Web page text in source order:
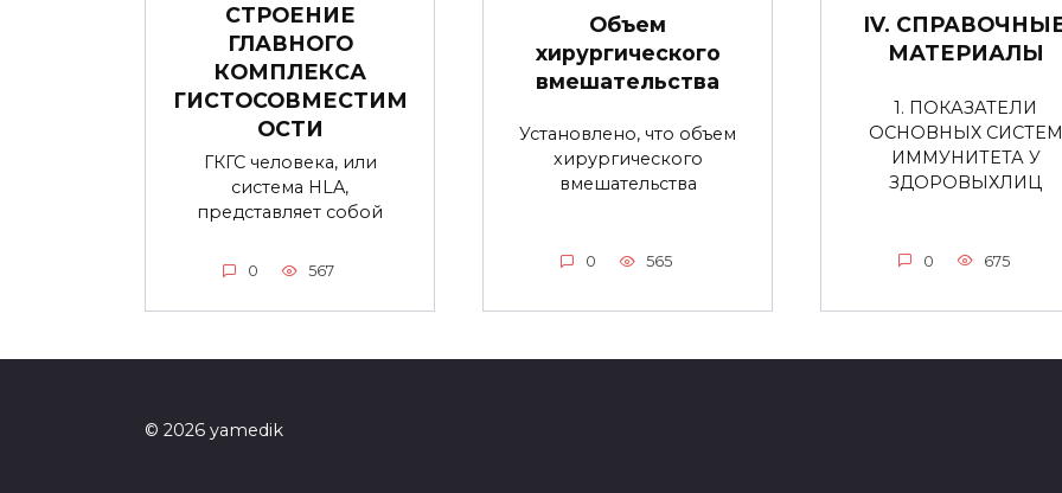
СТРОЕНИЕ
ГЛАВНОГО
КОМПЛЕКСА
ГИСТОСОВМЕСТИМ
ОСТИ
ГКГС человека, или
система HLA,
представляет собой
0 567
Объем
хирургического
вмешательства
Установлено, что объем
хирургического
вмешательства
0 565
IV.
МАТЕРИАЛЫ
1. ПОКАЗАТЕЛИ
ОСНОВНЫХ СИСТЕМ
ИММУНИТЕТА У
ЗДОРОВЫХЛИЦ
0 675
© 2026 yamedik